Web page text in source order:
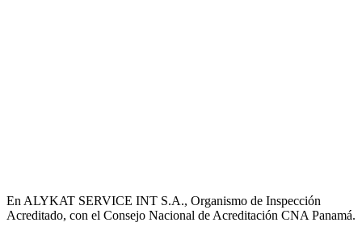
En ALYKAT SERVICE INT S.A., Organismo de Inspección
Acreditado, con el Consejo Nacional de Acreditación CNA Panamá.